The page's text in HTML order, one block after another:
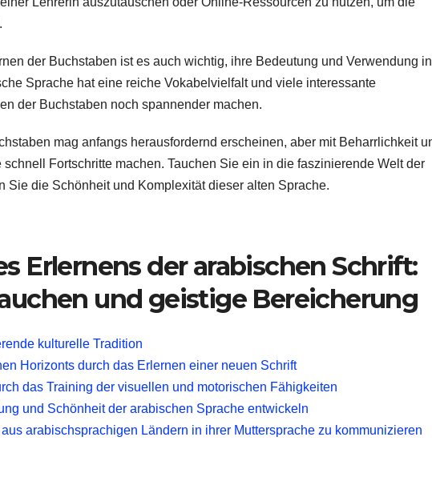
der Buchstaben ist es auch wichtig, ihre Bedeutung und Verwendung in
Sprache hat eine reiche Vokabelvielfalt und viele interessante
der Buchstaben noch spannender machen.
mag anfangs herausfordernd erscheinen, aber mit Beharrlichkeit
Fortschritte machen. Tauchen Sie ein in die faszinierende Welt der
Sie die Schönheit und Komplexität dieser alten Sprache.
Erlernens der arabischen Schrift:
und geistige Bereicherung
kulturelle Tradition
Horizonts durch das Erlernen einer neuen Schrift
das Training der visuellen und motorischen Fähigkeiten
und Schönheit der arabischen Sprache entwickeln
arabischsprachigen Ländern in ihrer Muttersprache zu kommunizieren